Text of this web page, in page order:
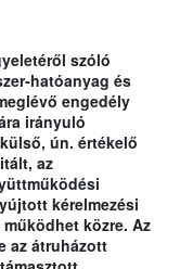
szóló
hatóanyag és
engedély
irányuló
ún. értékelő
az
kérelmezési
közre. Az
az átruházott